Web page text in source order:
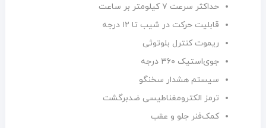
حداکثر سرعت ۷ کیلومتر بر ساعت
قابلیت حرکت در شیب تا ۱۲ درجه
ریموت کنترل بلوتوثی
جوی‌استیک ۳۶۰ درجه
سیستم هشدار سخنگو
ترمز الکترومغناطیسی ضدبرگشت
کمک‌فنر جلو و عقب